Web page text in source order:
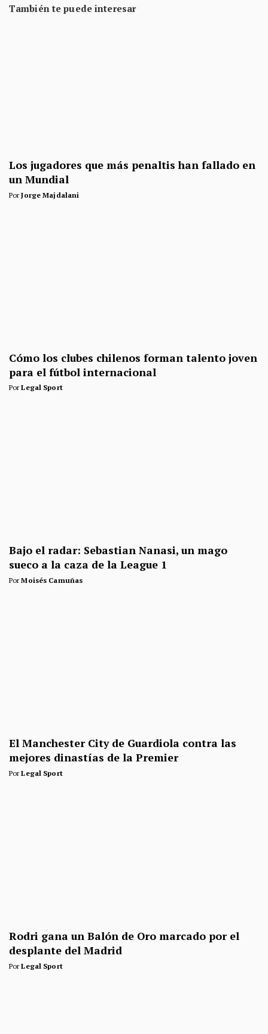
También te puede interesar
Los jugadores que más penaltis han fallado en
un Mundial
PorJorge Majdalani
Cómo los clubes chilenos forman talento joven
para el fútbol internacional
PorLegal Sport
Bajo el radar: Sebastian Nanasi, un mago
sueco a la caza de la League 1
PorMoisés Camuñas
El Manchester City de Guardiola contra las
mejores dinastías de la Premier
PorLegal Sport
Rodri gana un Balón de Oro marcado por el
desplante del Madrid
PorLegal Sport